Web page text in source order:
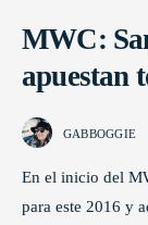
MWC:
apuestan
GABBOGGIE
En el inicio del
para este 2016 y